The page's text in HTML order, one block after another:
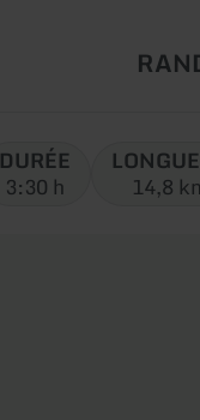
Type
DURÉE
3:30 h
14,8